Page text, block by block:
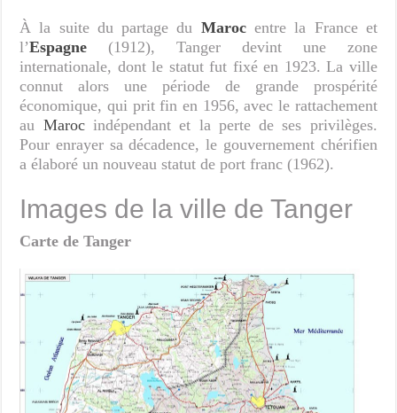
À la suite du partage du Marocentre la France et
l’Espagne
(1912), Tanger devint une zone
internationale, dont le statut fut fixé en 1923. La ville
connut alors une période de grande prospérité
économique, qui prit fin en 1956, avec le rattachement
au Marocindépendant et la perte de ses privilèges.
Pour enrayer sa décadence, le gouvernement chérifien
a élaboré un nouveau statut de port franc (1962).
Images de la ville de Tanger
Carte de Tanger